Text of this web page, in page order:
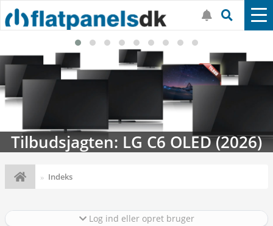
Tilbudsjagten: LG C6 OLED (2026)
Indeks
Log ind eller opret bruger